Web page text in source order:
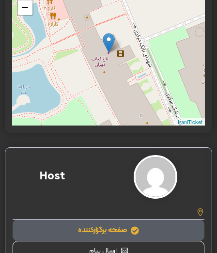
−
IraniTicket
Host
صفحه برگزارکننده
ارسال پیام